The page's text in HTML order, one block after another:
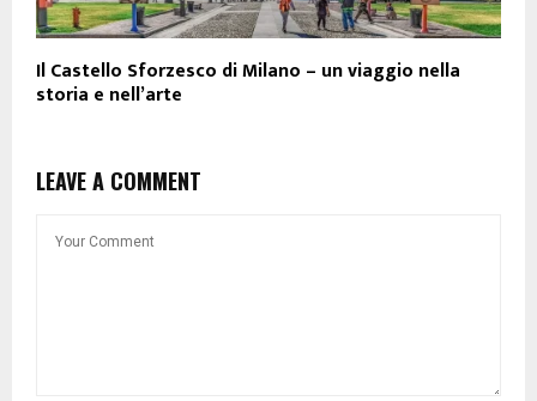
Il Castello Sforzesco di Milano – un viaggio nella
storia e nell’arte
LEAVE A COMMENT